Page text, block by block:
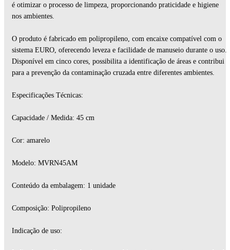
é otimizar o processo de limpeza, proporcionando praticidade e higiene
nos ambientes.
O produto é fabricado em polipropileno, com encaixe compatível com o
sistema EURO, oferecendo leveza e facilidade de manuseio durante o uso.
Disponível em cinco cores, possibilita a identificação de áreas e contribui
para a prevenção da contaminação cruzada entre diferentes ambientes.
Especificações Técnicas:
Capacidade / Medida: 45 cm
Cor: amarelo
Modelo: MVRN45AM
Conteúdo da embalagem: 1 unidade
Composição: Polipropileno
Indicação de uso: